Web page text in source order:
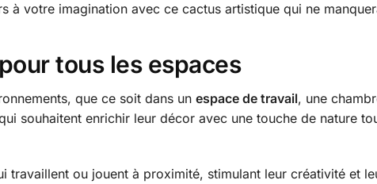
à votre imagination avec ce cactus artistique qui ne
tous les espaces
que ce soit dans un espace de travail, une
souhaitent enrichir leur décor avec une touche de nature
travaillent ou jouent à proximité, stimulant leur créativité et